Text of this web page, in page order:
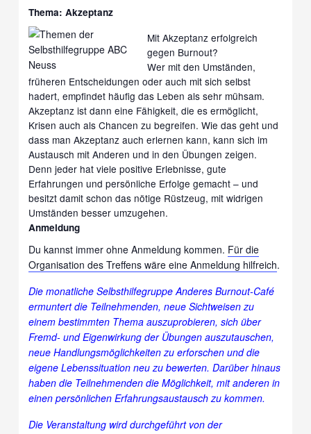
Thema: Akzeptanz
Mit Akzeptanz erfolgreich
gegen Burnout?
Wer mit den Umständen,
früheren Entscheidungen oder auch mit sich selbst
hadert, empfindet häufig das Leben als sehr mühsam.
Akzeptanz ist dann eine Fähigkeit, die es ermöglicht,
Krisen auch als Chancen zu begreifen. Wie das geht und
dass man Akzeptanz auch erlernen kann, kann sich im
Austausch mit Anderen und in den Übungen zeigen.
Denn jeder hat viele positive Erlebnisse, gute
Erfahrungen und persönliche Erfolge gemacht – und
besitzt damit schon das nötige Rüstzeug, mit widrigen
Umständen besser umzugehen.
Anmeldung
Du kannst immer ohne Anmeldung kommen. Für die
Organisation des Treffens wäre eine Anmeldung hilfreich.
Die monatliche Selbsthilfegruppe Anderes Burnout-Café
ermuntert die Teilnehmenden, neue Sichtweisen zu
einem bestimmten Thema auszuprobieren, sich über
Fremd- und Eigenwirkung der Übungen auszutauschen,
neue Handlungsmöglichkeiten zu erforschen und die
eigene Lebenssituation neu zu bewerten. Darüber hinaus
haben die Teilnehmenden die Möglichkeit, mit anderen in
einen persönlichen Erfahrungsaustausch zu kommen.
Die Veranstaltung wird durchgeführt von der